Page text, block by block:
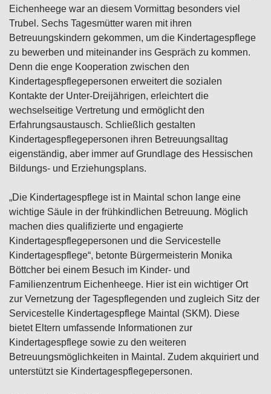
Eichenheege war an diesem Vormittag besonders viel
Trubel. Sechs Tagesmütter waren mit ihren
Betreuungskindern gekommen, um die Kindertagespflege
zu bewerben und miteinander ins Gespräch zu kommen.
Denn die enge Kooperation zwischen den
Kindertagespflegepersonen erweitert die sozialen
Kontakte der Unter-Dreijährigen, erleichtert die
wechselseitige Vertretung und ermöglicht den
Erfahrungsaustausch. Schließlich gestalten
Kindertagespflegepersonen ihren Betreuungsalltag
eigenständig, aber immer auf Grundlage des Hessischen
Bildungs- und Erziehungsplans.
„Die Kindertagespflege ist in Maintal schon lange eine
wichtige Säule in der frühkindlichen Betreuung. Möglich
machen dies qualifizierte und engagierte
Kindertagespflegepersonen und die Servicestelle
Kindertagespflege“, betonte Bürgermeisterin Monika
Böttcher bei einem Besuch im Kinder- und
Familienzentrum Eichenheege. Hier ist ein wichtiger Ort
zur Vernetzung der Tagespflegenden und zugleich Sitz der
Servicestelle Kindertagespflege Maintal (SKM). Diese
bietet Eltern umfassende Informationen zur
Kindertagespflege sowie zu den weiteren
Betreuungsmöglichkeiten in Maintal. Zudem akquiriert und
unterstützt sie Kindertagespflegepersonen.